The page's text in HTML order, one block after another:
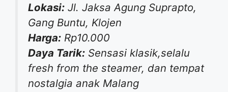
Lokasi: Jl. Jaksa Agung Suprapto,
Gang Buntu, Klojen
Harga: Rp10.000
Daya Tarik: Sensasi klasik,selalu
fresh from the steamer, dan tempat
nostalgia anak Malang